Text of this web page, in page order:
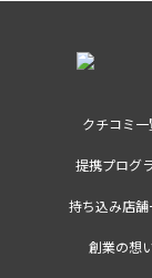
クチコミ一
提携プログ
持ち込み店舗
創業の想